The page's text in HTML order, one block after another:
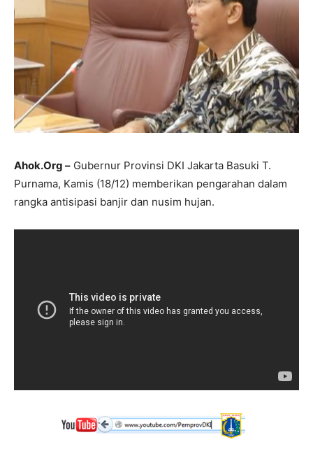
Ahok.Org – Gubernur Provinsi DKI Jakarta Basuki T.
Purnama, Kamis (18/12) memberikan pengarahan dalam
rangka antisipasi banjir dan nusim hujan.